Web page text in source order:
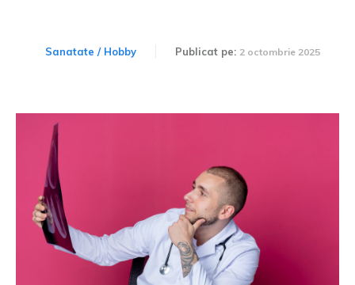
Sanatate / Hobby Publicat pe: 2 octombrie 2025